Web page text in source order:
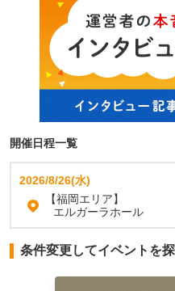
開催日程一覧
2026/8/26(水)
【福岡エリア】
エルガーラホール
条件変更してイベントを